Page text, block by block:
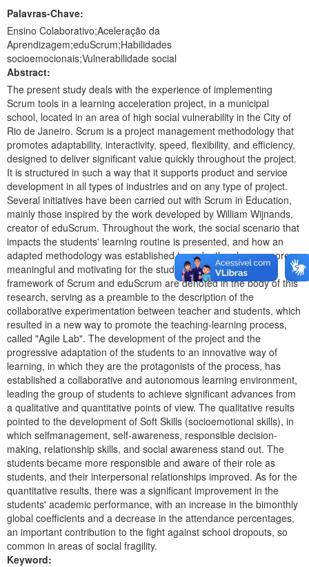
Palavras-Chave:
Ensino Colaborativo;Aceleração da
Aprendizagem;eduScrum;Habilidades
socioemocionais;Vulnerabilidade social
Abstract:
The present study deals with the experience of implementing
Scrum tools in a learning acceleration project, in a municipal
school, located in an area of high social vulnerability in the City of
Rio de Janeiro. Scrum is a project management methodology that
promotes adaptability, interactivity, speed, flexibility, and efficiency,
designed to deliver significant value quickly throughout the project.
It is structured in such a way that it supports product and service
development in all types of industries and on any type of project.
Several initiatives have been carried out with Scrum in Education,
mainly those inspired by the work developed by William Wijnands,
creator of eduScrum. Throughout the work, the social scenario that
impacts the students' learning routine is presented, and how an
adapted methodology was established to make the classes more
meaningful and motivating for the students. The theoretical
framework of Scrum and eduScrum are denoted in the body of this
research, serving as a preamble to the description of the
collaborative experimentation between teacher and students, which
resulted in a new way to promote the teaching-learning process,
called "Agile Lab". The development of the project and the
progressive adaptation of the students to an innovative way of
learning, in which they are the protagonists of the process, has
established a collaborative and autonomous learning environment,
leading the group of students to achieve significant advances from
a qualitative and quantitative points of view. The qualitative results
pointed to the development of Soft Skills (socioemotional skills), in
which selfmanagement, self-awareness, responsible decision-
making, relationship skills, and social awareness stand out. The
students became more responsible and aware of their role as
students, and their interpersonal relationships improved. As for the
quantitative results, there was a significant improvement in the
students' academic performance, with an increase in the bimonthly
global coefficients and a decrease in the attendance percentages,
an important contribution to the fight against school dropouts, so
common in areas of social fragility.
Keyword: